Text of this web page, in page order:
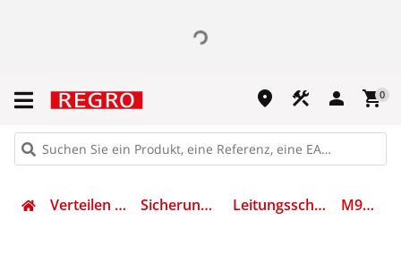
place construction person shopping_cart0
Verteilen & Sichern Sicherungsmaterial Leitungsschutzschalter M9F22110